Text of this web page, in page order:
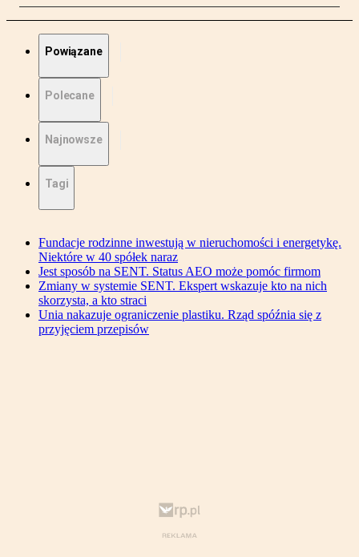
Powiązane
Polecane
Najnowsze
Tagi
Fundacje rodzinne inwestują w nieruchomości i energetykę.
Niektóre w 40 spółek naraz
Jest sposób na SENT. Status AEO może pomóc firmom
Zmiany w systemie SENT. Ekspert wskazuje kto na nich
skorzysta, a kto straci
Unia nakazuje ograniczenie plastiku. Rząd spóźnia się z
przyjęciem przepisów